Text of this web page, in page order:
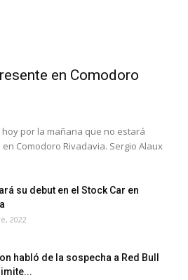
en Comodoro
por la mañana que no estará
Comodoro Rivadavia. Sergio Alaux
su debut en el Stock Car en
2022
habló de la sospecha a Red Bull